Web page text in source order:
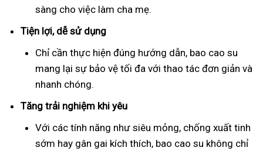
sàng cho việc làm cha mẹ.
Tiện lợi, dễ sử dụng
Chỉ cần thực hiện đúng hướng dẫn, bao cao su
mang lại sự bảo vệ tối đa với thao tác đơn giản và
nhanh chóng.
Tăng trải nghiệm khi yêu
Với các tính năng như siêu mỏng, chống xuất tinh
sớm hay gân gai kích thích, bao cao su không chỉ